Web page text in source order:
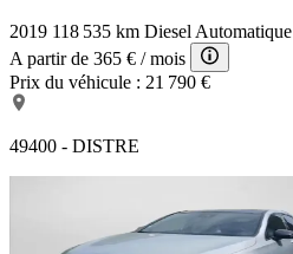
2019 118 535 km Diesel Automatique
A partir de 365 € / mois
Prix du véhicule : 21 790 €
49400 - DISTRE